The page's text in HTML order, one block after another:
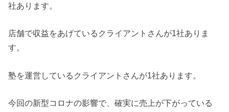
社あります。
店舗で収益をあげているクライアントさんが1社ありま
す。
塾を運営しているクライアントさんが1社あります。
今回の新型コロナの影響で、確実に売上が下がっている